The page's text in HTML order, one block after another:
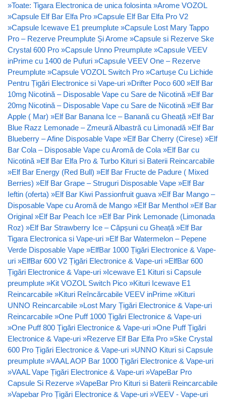
»Toate: Tigara Electronica de unica folosinta »Arome VOZOL
»Capsule Elf Bar Elfa Pro »Capsule Elf Bar Elfa Pro V2
»Capsule Icewave E1 preumplute »Capsule Lost Mary Tappo
Pro – Rezerve Preumplute Și Arome »Capsule si Rezerve Ske
Crystal 600 Pro »Capsule Unno Preumplute »Capsule VEEV
inPrime cu 1400 de Pufuri »Capsule VEEV One – Rezerve
Preumplute »Capsule VOZOL Switch Pro »Cartușe Cu Lichide
Pentru Țigări Electronice si Vape-uri »Drifter Poco 600 »Elf Bar
10mg Nicotină – Disposable Vape cu Sare de Nicotină »Elf Bar
20mg Nicotină – Disposable Vape cu Sare de Nicotină »Elf Bar
Apple ( Mar) »Elf Bar Banana Ice – Banană cu Gheață »Elf Bar
Blue Razz Lemonade – Zmeură Albastră cu Limonadă »Elf Bar
Blueberry – Afine Disposable Vape »Elf Bar Cherry (Cirese) »Elf
Bar Cola – Disposable Vape cu Aromă de Cola »Elf Bar cu
Nicotină »Elf Bar Elfa Pro & Turbo Kituri si Baterii Reincarcabile
»Elf Bar Energy (Red Bull) »Elf Bar Fructe de Padure ( Mixed
Berries) »Elf Bar Grape – Struguri Disposable Vape »Elf Bar
Ieftin (oferta) »Elf Bar Kiwi Passionfruit guava »Elf Bar Mango –
Disposable Vape cu Aromă de Mango »Elf Bar Menthol »Elf Bar
Original »Elf Bar Peach Ice »Elf Bar Pink Lemonade (Limonada
Roz) »Elf Bar Strawberry Ice – Căpșuni cu Gheață »Elf Bar
Tigara Electronica si Vape-uri »Elf Bar Watermelon – Pepene
Verde Disposable Vape »ElfBar 1000 Țigări Electronice & Vape-
uri »ElfBar 600 V2 Țigări Electronice & Vape-uri »ElfBar 600
Țigări Electronice & Vape-uri »Icewave E1 Kituri si Capsule
preumplute »Kit VOZOL Switch Pico »Kituri Icewave E1
Reincarcabile »Kituri Reîncărcabile VEEV inPrime »Kituri
UNNO Reincarcabile »Lost Mary Țigări Electronice & Vape-uri
Reincarcabile »One Puff 1000 Țigări Electronice & Vape-uri
»One Puff 800 Țigări Electronice & Vape-uri »One Puff Țigări
Electronice & Vape-uri »Rezerve Elf Bar Elfa Pro »Ske Crystal
600 Pro Țigări Electronice & Vape-uri »UNNO Kituri si Capsule
preumplute »VAAL AOP Bar 1000 Țigări Electronice & Vape-uri
»VAAL Vape Țigări Electronice & Vape-uri »VapeBar Pro
Capsule Si Rezerve »VapeBar Pro Kituri si Baterii Reincarcabile
»Vapebar Pro Țigări Electronice & Vape-uri »VEEV - Vape-uri